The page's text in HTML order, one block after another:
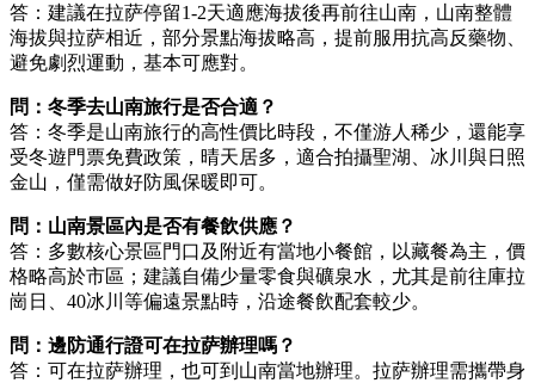
答：建議在拉萨停留1-2天適應海拔後再前往山南，山南整體
海拔與拉萨相近，部分景點海拔略高，提前服用抗高反藥物、
避免劇烈運動，基本可應對。
問：冬季去山南旅行是否合適？
答：冬季是山南旅行的高性價比時段，不僅游人稀少，還能享
受冬遊門票免費政策，晴天居多，適合拍攝聖湖、冰川與日照
金山，僅需做好防風保暖即可。
問：山南景區內是否有餐飲供應？
答：多數核心景區門口及附近有當地小餐館，以藏餐為主，價
格略高於市區；建議自備少量零食與礦泉水，尤其是前往庫拉
崗日、40冰川等偏遠景點時，沿途餐飲配套較少。
問：邊防通行證可在拉萨辦理嗎？
答：可在拉萨辦理，也可到山南當地辦理。拉萨辦理需攜帶身